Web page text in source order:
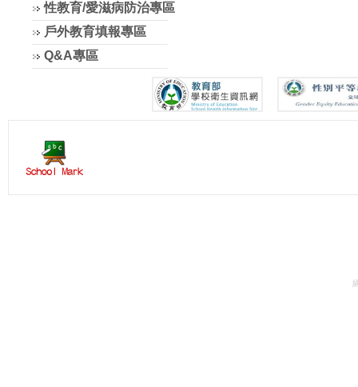
性教育/愛滋病防治專區
戶外教育填報專區
Q&A專區